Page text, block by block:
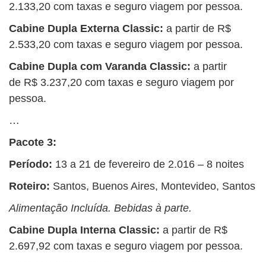
2.133,20 com taxas e seguro viagem por pessoa.
Cabine Dupla Externa Classic: a partir de R$
2.533,20 com taxas e seguro viagem por pessoa.
Cabine Dupla com Varanda Classic: a partir
de R$ 3.237,20 com taxas e seguro viagem por
pessoa.
…
Pacote 3:
Período: 13 a 21 de fevereiro de 2.016 – 8 noites
Roteiro: Santos, Buenos Aires, Montevideo, Santos
Alimentação Incluída. Bebidas à parte.
Cabine Dupla Interna Classic: a partir de R$
2.697,92 com taxas e seguro viagem por pessoa.